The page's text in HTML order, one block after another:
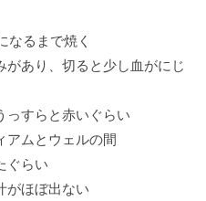
なるまで焼く
があり、切ると少し血がにじ
っすらと赤いぐらい
アムとウェルの間
ぐらい
がほぼ出ない